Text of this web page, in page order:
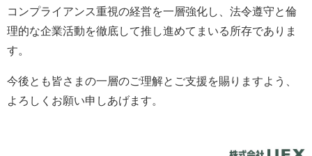
コンプライアンス重視の経営を一層強化し、法令遵守と倫
理的な企業活動を徹底して推し進めてまいる所存でありま
す。
今後とも皆さまの一層のご理解とご支援を賜りますよう、
よろしくお願い申しあげます。